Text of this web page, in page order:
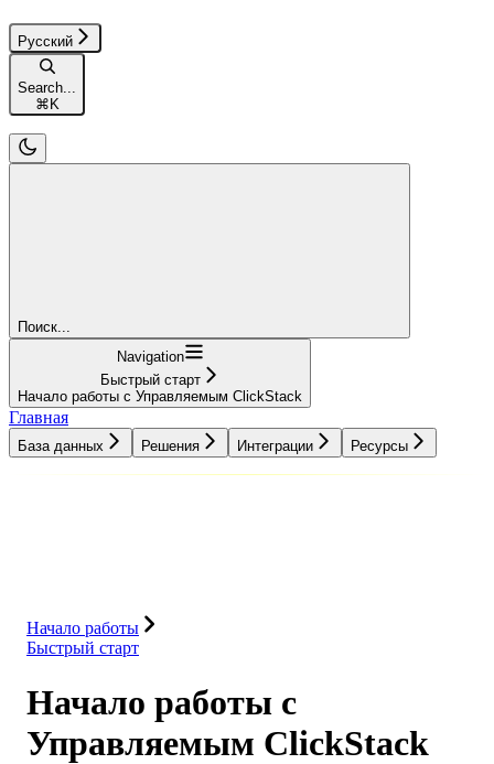
Русский
Search...
⌘ K
Поиск...
Navigation
Быстрый старт
Начало работы с Управляемым ClickStack
Главная
База данных Решения Интеграции Ресурсы
Начало работы
Быстрый старт
Начало работы с
Управляемым ClickStack